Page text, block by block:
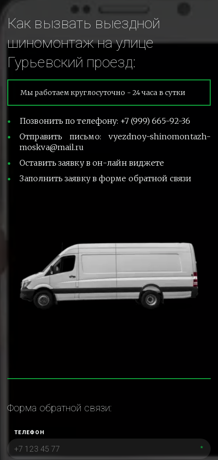
Как вызвать выездной
шиномонтаж на улице
Гурьевский проезд:
Мы работаем круглосуточно - 24 часа в сутки
Позвонить по телефону: +7 (999) 665-92-36
Отправить письмо: vyezdnoy-shinomontazh-
moskva@mail.ru
Оставить заявку в он-лайн виджете
Заполнить заявку в форме обратной связи
Форма обратной связи:
ТЕЛЕФОН
*